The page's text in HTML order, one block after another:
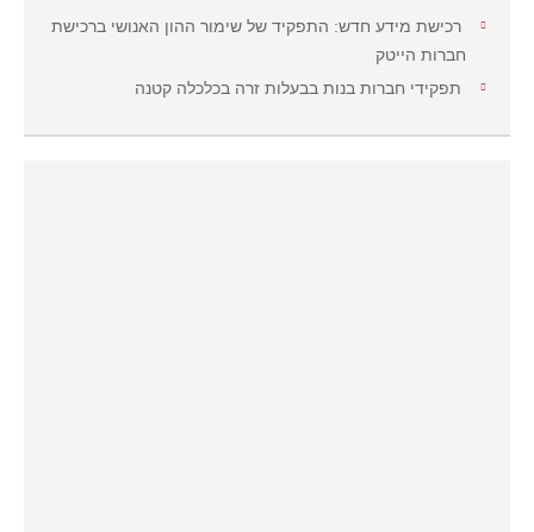
רכישת מידע חדש: התפקיד של שימור ההון האנושי ברכישת
חברות הייטק
תפקידי חברות בנות בבעלות זרה בכלכלה קטנה